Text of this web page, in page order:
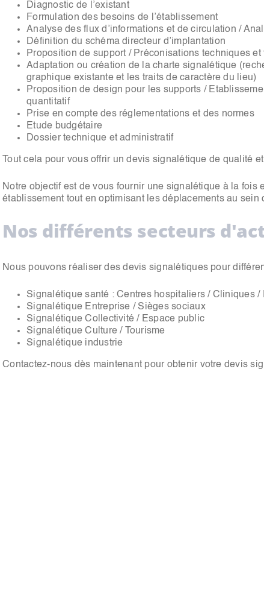
Diagnostic de l’existant
Formulation des besoins de l’établissement
Analyse des flux d’informations et de circulation /
Définition du schéma directeur d’implantation
Proposition de support / Préconisations techniques
Adaptation ou création de la charte signalétique
graphique existante et les traits de caractère du lieu)
Proposition de design pour les supports /
quantitatif
Prise en compte des réglementations et des normes
Etude budgétaire
Dossier technique et administratif
Tout cela pour vous offrir un devis signalétique de qualité
Notre objectif est de vous fournir une signalétique à la fois
établissement tout en optimisant les déplacements au sein
Nos différents secteurs
Nous pouvons réaliser des devis signalétiques pour
Signalétique santé : Centres hospitaliers / Cliniques /
Signalétique Entreprise / Sièges sociaux
Signalétique Collectivité / Espace public
Signalétique Culture / Tourisme
Signalétique industrie
Contactez-nous dès maintenant pour obtenir votre devis